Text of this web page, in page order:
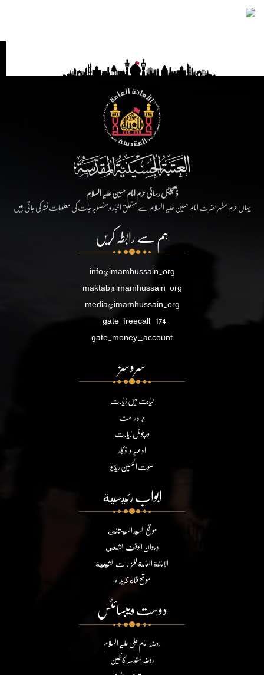
ڈیجیٹل رسائی حرم امام حسین علیہ السلام
یہاں حرم مطہر حضرت امام حسین علیہ السلام سے متعلق اخبار و منصوبہ جات کی معلومات نشر کی جاتی ہیں
ہم سے رابطہ کریں
info@imamhussain.org
maktab@imamhussain.org
media@imamhussain.org
gate.freecall 174
gate.money_account
سروسز
نیابت میں زیارت
براہ راست
ورچوئل زیارت
ادعیہ و اذکار
صوت الحسین ریڈیو
ابواب رئيسية
موقع السيد السيستاني
ديوان الوقف الشيعي
الامانة العامة للمزارات الشيعية
موقع قناة كربلاء
دوست ویبسائٹس
روضہ امام علی علیہ السلام
روضہ مقدسہ کاظمین